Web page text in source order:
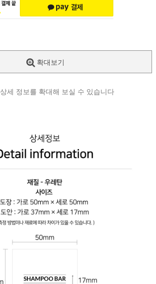
확대보기
상세 정보를 확대해 보실 수 있습니다